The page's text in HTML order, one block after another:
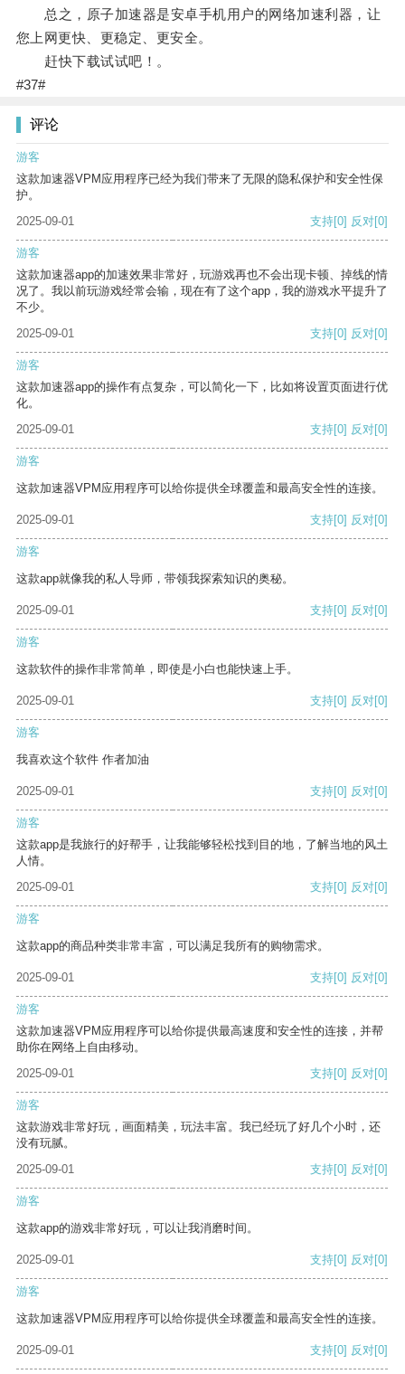
总之，原子加速器是安卓手机用户的网络加速利器，让
您上网更快、更稳定、更安全。
赶快下载试试吧！。
#37#
评论
游客
这款加速器VPM应用程序已经为我们带来了无限的隐私保护和安全性保
护。
2025-09-01
支持[0] 反对[0]
游客
这款加速器app的加速效果非常好，玩游戏再也不会出现卡顿、掉线的情
况了。我以前玩游戏经常会输，现在有了这个app，我的游戏水平提升了
不少。
2025-09-01
支持[0] 反对[0]
游客
这款加速器app的操作有点复杂，可以简化一下，比如将设置页面进行优
化。
2025-09-01
支持[0] 反对[0]
游客
这款加速器VPM应用程序可以给你提供全球覆盖和最高安全性的连接。
2025-09-01 支持[0] 反对[0]
游客
这款app就像我的私人导师，带领我探索知识的奥秘。
2025-09-01 支持[0] 反对[0]
游客
这款软件的操作非常简单，即使是小白也能快速上手。
2025-09-01 支持[0] 反对[0]
游客
我喜欢这个软件 作者加油
2025-09-01 支持[0] 反对[0]
游客
这款app是我旅行的好帮手，让我能够轻松找到目的地，了解当地的风土
人情。
2025-09-01
支持[0] 反对[0]
游客
这款app的商品种类非常丰富，可以满足我所有的购物需求。
2025-09-01 支持[0] 反对[0]
游客
这款加速器VPM应用程序可以给你提供最高速度和安全性的连接，并帮
助你在网络上自由移动。
2025-09-01
支持[0] 反对[0]
游客
这款游戏非常好玩，画面精美，玩法丰富。我已经玩了好几个小时，还
没有玩腻。
2025-09-01
支持[0] 反对[0]
游客
这款app的游戏非常好玩，可以让我消磨时间。
2025-09-01 支持[0] 反对[0]
游客
这款加速器VPM应用程序可以给你提供全球覆盖和最高安全性的连接。
2025-09-01 支持[0] 反对[0]